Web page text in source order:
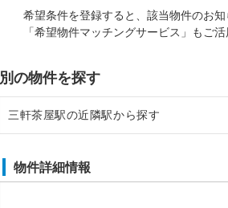
希望条件を登録すると、該当物件のお知
「希望物件マッチングサービス」もご活
別の物件を探す
三軒茶屋駅の近隣駅から探す
物件詳細情報